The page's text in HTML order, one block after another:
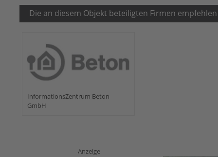
Die an diesem Objekt beteiligten Firmen
InformationsZentrum Beton
GmbH
Anzeige